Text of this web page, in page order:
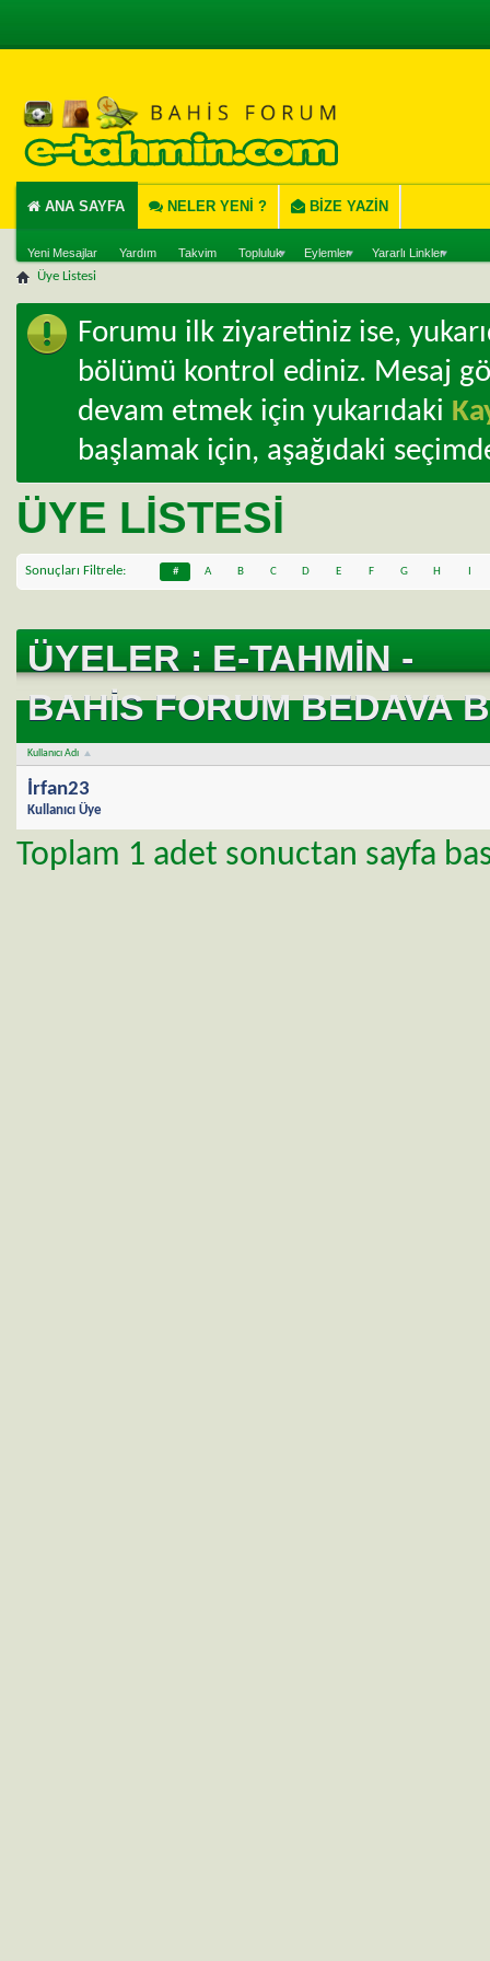
ANA SAYFA
Yeni Mesajlar Yardım Takvim Topluluk Eylemler Yararlı Linkler
NELER YENI ? BIZE YAZIN
Üye Listesi
Forumu ilk ziyaretiniz ise,
bölümü kontrol ediniz. Mesaj
devam etmek için yukarıdaki
başlamak için, aşağıdaki
ÜYE LISTESI
Sonuçları Filtrele # A B C D E F G H
ÜYELER : E-TAHMIN -
BAHIS FORUM BEDAVA
Kullanıcı Adı
İrfan23
Kullanıcı Üye
Toplam 1 adet sonuctan sayfa